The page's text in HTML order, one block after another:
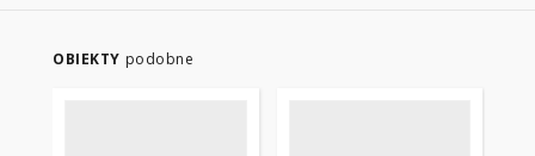
OBIEKTY podobne